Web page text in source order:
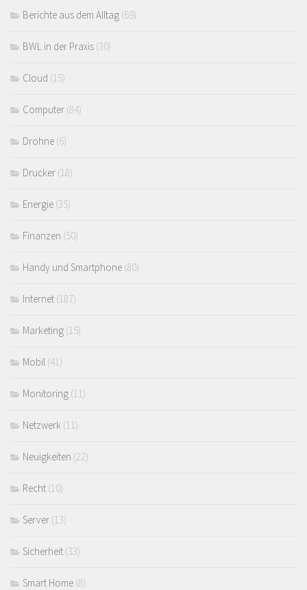
Berichte aus dem Alltag (69)
BWL in der Praxis (30)
Cloud (15)
Computer (84)
Drohne (6)
Drucker (18)
Energie (35)
Finanzen (50)
Handy und Smartphone (80)
Internet (187)
Marketing (15)
Mobil (41)
Monitoring (11)
Netzwerk (11)
Neuigkeiten (22)
Recht (10)
Server (13)
Sicherheit (33)
Smart Home (8)